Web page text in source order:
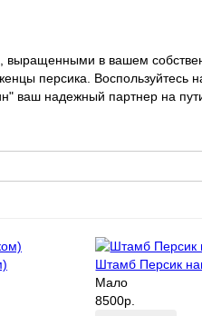
выращенными в вашем
персика. Воспользуйтесь
ваш надежный партнер на
Штамб Персик
Мало
8500р.